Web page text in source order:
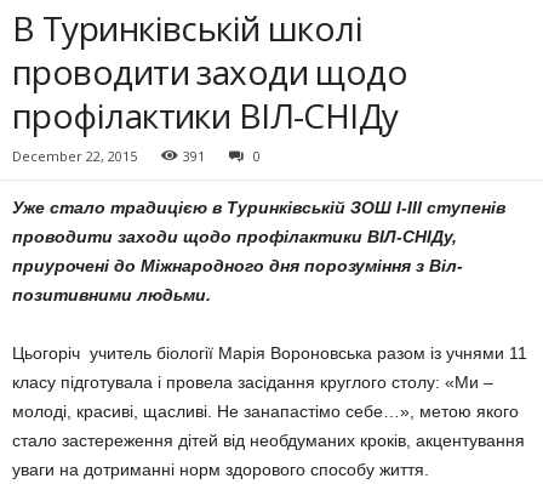
В Туринківській школі
проводити заходи щодо
профілактики ВІЛ-СНІДу
December 22, 2015 391 0
Уже стало традицією в Туринківській ЗОШ І-ІІІ ступенів
проводити заходи щодо профілактики ВІЛ-СНІДу,
приурочені до Міжнародного дня порозуміння з Віл-
позитивними людьми.
Цьогоріч учитель біології Марія Вороновська разом із учнями 11
класу підготувала і провела засідання круглого столу: «Ми –
молоді, красиві, щасливі. Не занапастімо себе…», метою якого
стало застереження дітей від необдуманих кроків, акцентування
уваги на дотриманні норм здорового способу життя.